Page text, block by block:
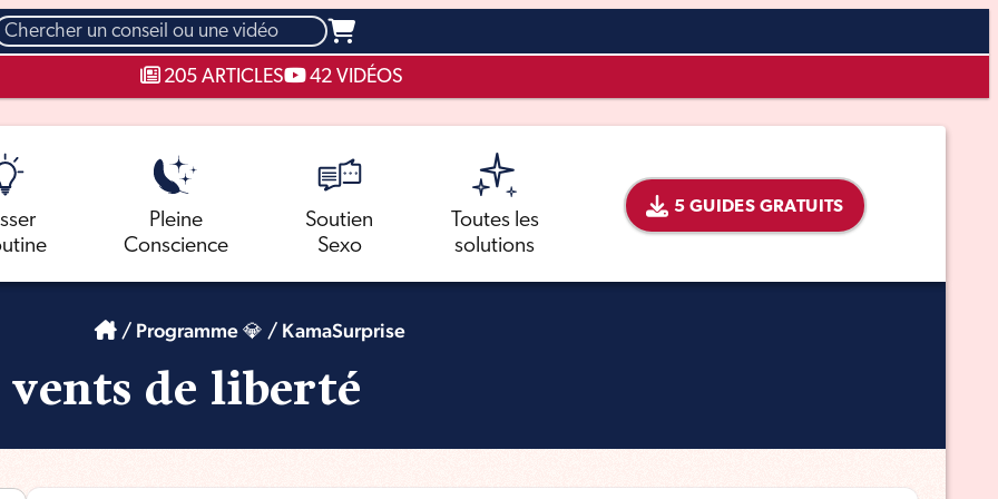
205 ARTICLES 42 VIDÉOS
Pleine
Conscience
Soutien
Sexo
Toutes les
solutions
5 GUIDES GRATUITS
/ Programme 💎 / KamaSurprise
vents de liberté